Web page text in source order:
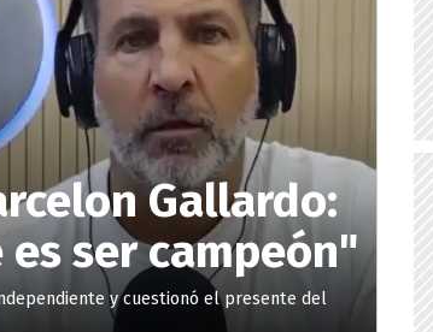
Gallardo:
ser campeón"
y cuestionó el presente del